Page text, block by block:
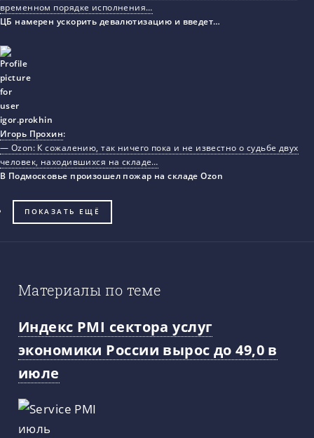
временном порядке исполнения…
ЦБ намерен ускорить девалютизацию и введет…
Игорь Прохин:
— Ozon: К сожалению, так ничего пока и не известно о судьбе двух
человек, находившихся на складе…
В Подмосковье произошел пожар на складе Ozon
ПОКАЗАТЬ ЕЩЁ
Материалы по теме
Индекс PMI сектора услуг
экономики России вырос до 49,0 в
июле